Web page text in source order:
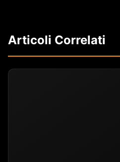
Articoli Correlati